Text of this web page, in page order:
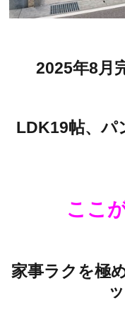
2025年8月
LDK19帖、パ
ここ
家事ラクを極